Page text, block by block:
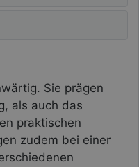
Sie prägen
als auch das
praktischen
zudem bei einer